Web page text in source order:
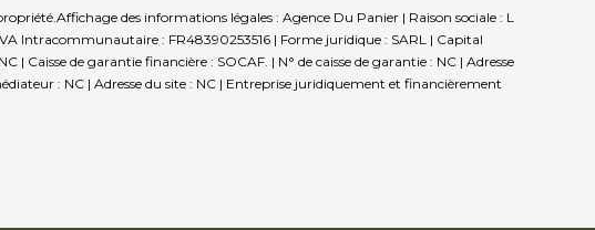
Affichage des informations légales : Agence Du Panier | Raison sociale : L
Intracommunautaire : FR48390253516 | Forme juridique : SARL | Capital
de garantie financière : SOCAF. | N° de caisse de garantie : NC | Adresse
: NC | Adresse du site : NC | Entreprise juridiquement et financièrement